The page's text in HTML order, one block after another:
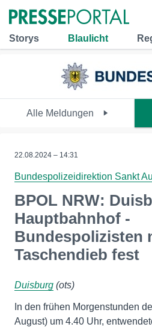
Storys Blaulicht
Alle Meldungen
22.08.2024 – 14:31
Bundespolizeidirektion Sankt
BPOL NRW:
Hauptbahnhof -
Bundespolizisten
Taschendieb fest
Duisburg (ots)
In den frühen Morgenstunden
August) um 4.40 Uhr,